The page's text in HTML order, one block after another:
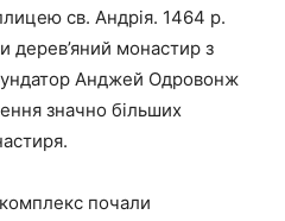
св. Андрія. 1464 р.
дерев’яний монастир з
Анджей Одровонж
значно більших
почали